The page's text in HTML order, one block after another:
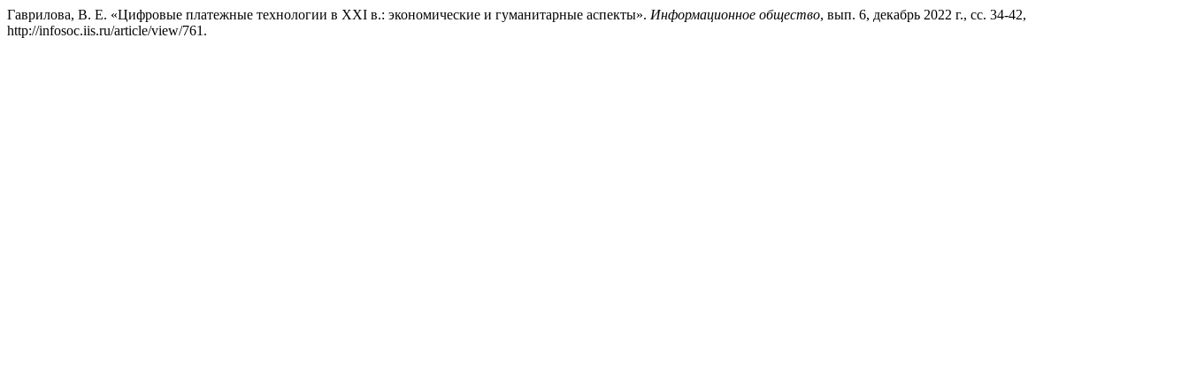
Гаврилова, В. Е. «Цифровые платежные технологии в ХХI в.: экономические и гуманитарные аспекты». Информационное общество, вып. 6, декабрь 2022 г., сс. 34-42,
http://infosoc.iis.ru/article/view/761.